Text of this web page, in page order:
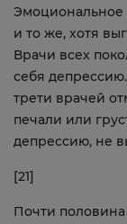
Эмоциональное
и то же, хотя
Врачи всех
себя
трети врачей
печали или
депрессию, не
[21]
Почти